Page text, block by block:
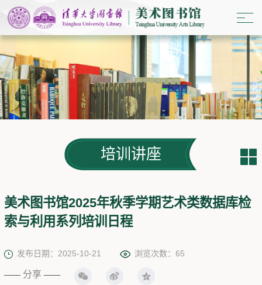
培训讲座
美术图书馆2025年秋季学期艺术类数据库检
索与利用系列培训日程
发布日期：2025-10-21 浏览次数： 65
—— 分享 ——